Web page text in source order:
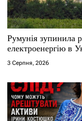
Румунія зупинила
електроенергію в
3 Серпня, 2026